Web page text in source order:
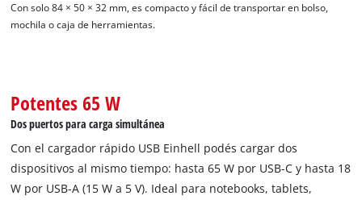
¡Necesitamos su consentimiento para
cargar el servicio Google Maps!
This content is not permitted to load due
to trackers that are not disclosed to the
Con solo 84 × 50 × 32 mm, es compacto y fácil de transportar en bolso,
mochila o caja de herramientas.
Potentes 65 W
Dos puertos para carga simultánea
Con el cargador rápido USB Einhell podés cargar dos
dispositivos al mismo tiempo: hasta 65 W por USB-C y hasta 18
W por USB-A (15 W a 5 V). Ideal para notebooks, tablets,